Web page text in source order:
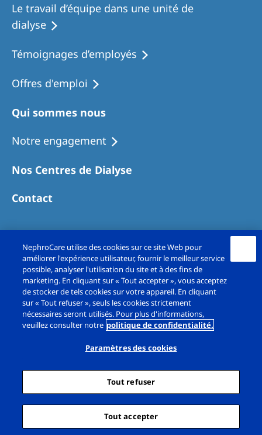
Le travail d’équipe dans une unité de
dialyse
Témoignages d’employés
Offres d'emploi
Qui sommes nous
Notre engagement
Nos Centres de Dialyse
Contact
Copyright© Fresenius Medical Care France SAS
2026. All rights reserved.
Mentions légales
Politique de confidentialité
Cookie Déclaration
Paramètres des cookies
Plan du site
NephroCare utilise des cookies sur ce site Web pour
améliorer l'expérience utilisateur, fournir le meilleur service
possible, analyser l'utilisation du site et à des fins de
marketing. En cliquant sur « Tout accepter », vous acceptez
de stocker de tels cookies sur votre appareil. En cliquant
sur « Tout refuser », seuls les cookies strictement
nécessaires seront utilisés. Pour plus d'informations,
veuillez consulter notre politique de confidentialité.
Paramètres des cookies
Tout refuser
Tout accepter